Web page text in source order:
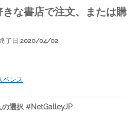
な書店で注文、または購
了日 2020/04/02
ペンス
の選択 #NetGalleyJP